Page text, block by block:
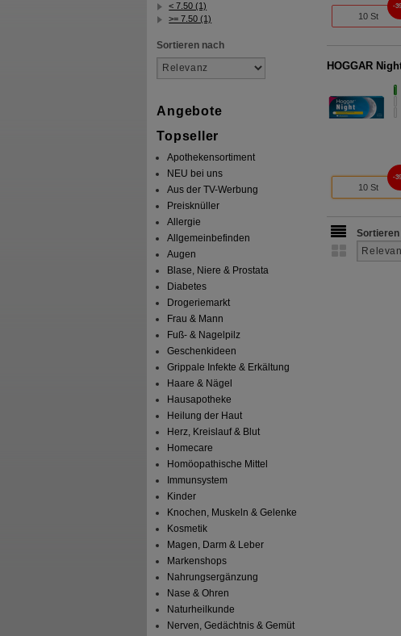
< 7.50 (1)
>= 7.50 (1)
Sortieren nach
Angebote
Topseller
Apothekensortiment
NEU bei uns
Aus der TV-Werbung
Preisknüller
Allergie
Allgemeinbefinden
Augen
Blase, Niere & Prostata
Diabetes
Drogeriemarkt
Frau & Mann
Fuß- & Nagelpilz
Geschenkideen
Grippale Infekte & Erkältung
Haare & Nägel
Hausapotheke
Heilung der Haut
Herz, Kreislauf & Blut
Homecare
Homöopathische Mittel
Immunsystem
Kinder
Knochen, Muskeln & Gelenke
Kosmetik
Magen, Darm & Leber
Markenshops
Nahrungsergänzung
Nase & Ohren
Naturheilkunde
Nerven, Gedächtnis & Gemüt
10 St
HOGGAR
10 St
Sortieren